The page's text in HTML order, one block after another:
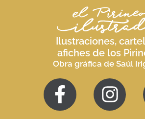
Ilustraciones,
afiches de los
Obra gráfica de Saúl